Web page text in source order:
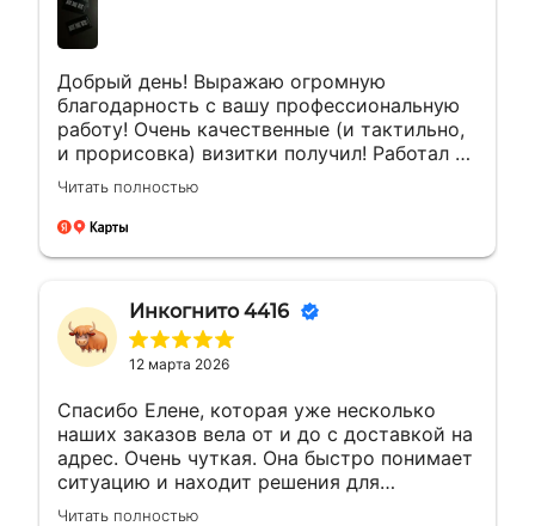
Добрый день! Выражаю огромную
благодарность с вашу профессиональную
работу! Очень качественные (и тактильно,
и прорисовка) визитки получил! Работал с
менеджером Еленой. Ей отдельная
благодарность за мгновенные ответы и
полное сопровождение заказа!
Читать полностью
Инкогнито 4416
12 марта 2026
Спасибо Елене, которая уже несколько
наших заказов вела от и до с доставкой на
адрес. Очень чуткая. Она быстро понимает
ситуацию и находит решения для
возникающих вопросов.Это заслуживает
Читать полностью